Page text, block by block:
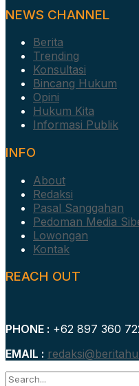
NEWS CHANNEL
Berita
Trending
Konsultasi
Bincang Hukum
Opini
Hukum Kita
Informasi Publik
INFO
About
Redaksi
Pasal Sanggahan
Pedoman Media
Lowongan
Kontak
REACH OUT
PHONE : +62 897 360
EMAIL :